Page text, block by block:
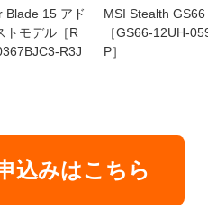
Blade 15 アド
トモデル［R
R3J
MSI Stealth GS66
［GS66-12UH-
P］
込みはこちら